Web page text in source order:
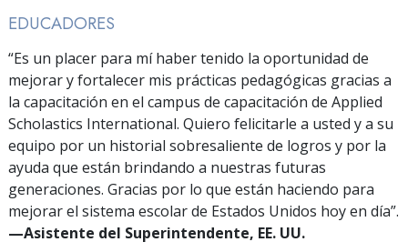
EDUCADORES
“Es un placer para mí haber tenido la oportunidad de
mejorar y fortalecer mis prácticas pedagógicas gracias a
la capacitación en el campus de capacitación de Applied
Scholastics International. Quiero felicitarle a usted y a su
equipo por un historial sobresaliente de logros y por la
ayuda que están brindando a nuestras futuras
generaciones. Gracias por lo que están haciendo para
mejorar el sistema escolar de Estados Unidos hoy en día”.
—Asistente del Superintendente, EE. UU.